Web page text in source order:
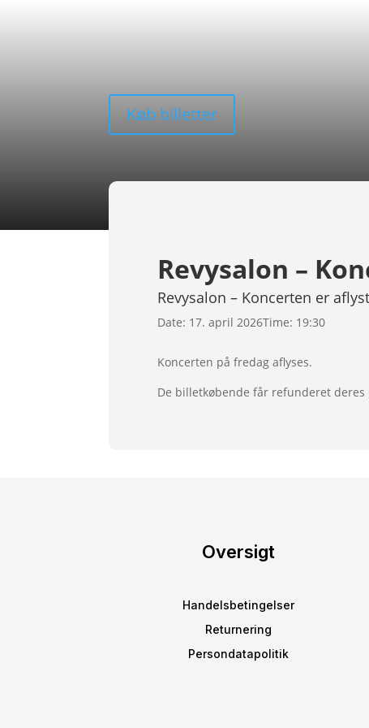
Køb billetter
Revysalon –
Revysalon – Koncerten er
Date: 17. april 2026Time: 19:30
Koncerten på fredag aflyses.
De billetkøbende får refunderet deres
Oversigt
Handelsbetingelser
Returnering
Persondatapolitik